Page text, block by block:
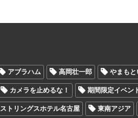
アブラハム 高岡壮一郎 やまもと
カメラを止めるな！ 期間限定イベン
ストリングスホテル名古屋 東南アジア